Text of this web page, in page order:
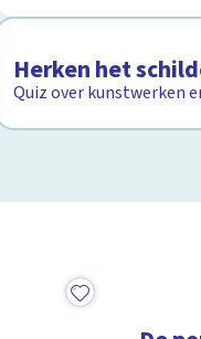
Herken het
Quiz over kunstwerken
Quiz